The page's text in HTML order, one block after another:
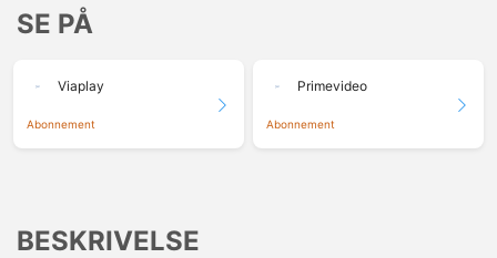
SE PÅ
Viaplay
Abonnement
Primevideo
Abonnement
BESKRIVELSE